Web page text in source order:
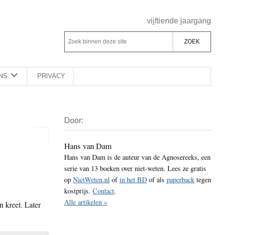
Rechts
vijftiende jaargang
Z
o
e
k
d
e
z
e
s
i
t
Z
o
k
b
n
n
e
z
e
PRIVACY
kreet. Later
Sidebar
Door:
Hans van Dam
Hans van Dam is de auteur van de Agnosereeks, een
serie van 13 boeken over niet-weten. Lees ze gratis
op NietWeten.nl ofin het BD of als paperback tegen
kostprijs. Contact.
Alle artikelen »